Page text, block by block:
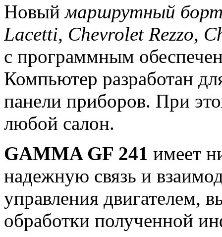
Новыймаршрутный
Lacetti, Chevrolet Rezzo,
с программным
Компьютер разработан
панели приборов. При
любой салон.
GAMMA GF 241 имеет
надежную связь и
управления двигателем,
обработки полученной